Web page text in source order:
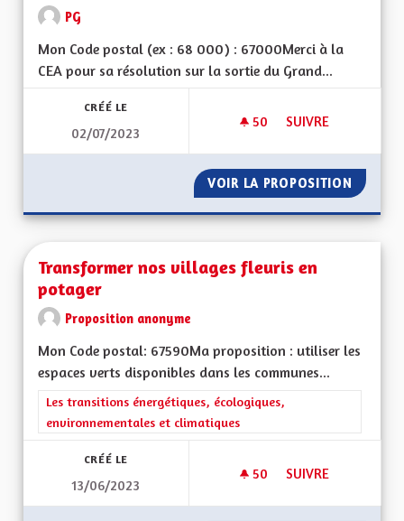
PG
Mon Code postal (ex : 68 000) : 67000Merci à la
CEA pour sa résolution sur la sortie du Grand...
CRÉÉ LE
02/07/2023
50 50 ABONNÉS
SUIVRE
VOIR LA PROPOSITION POUR
Transformer nos villages fleuris en
potager
Proposition anonyme
Mon Code postal: 67590Ma proposition : utiliser les
espaces verts disponibles dans les communes...
Filtrer les résultats de la catégorie : Les transitions
Les transitions énergétiques, écologiques,
environnementales et climatiques
CRÉÉ LE
13/06/2023
50 50 ABONNÉS
SUIVRE